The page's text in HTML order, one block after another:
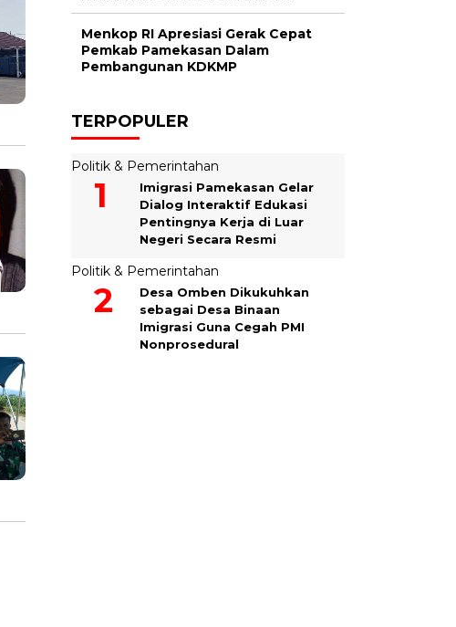
Menkop RI Apresiasi Gerak Cepat
Pemkab Pamekasan Dalam
Pembangunan KDKMP
TERPOPULER
Politik & Pemerintahan
Imigrasi Pamekasan Gelar
Dialog Interaktif Edukasi
Pentingnya Kerja di Luar
Negeri Secara Resmi
Politik & Pemerintahan
Desa Omben Dikukuhkan
sebagai Desa Binaan
Imigrasi Guna Cegah PMI
Nonprosedural